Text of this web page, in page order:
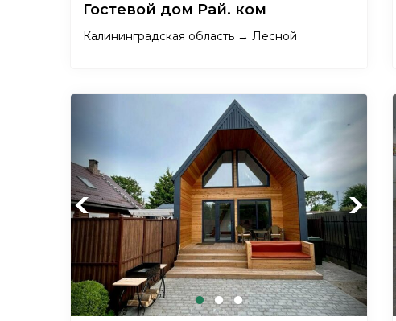
Гостевой дом Рай. ком
Калининградская область → Лесной
Previous Next